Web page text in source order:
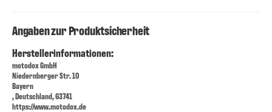
Angaben zur Produktsicherheit
Herstellerinformationen:
motodox GmbH
Niedernberger Str. 10
Bayern
, Deutschland, 63741
https://www.motodox.de